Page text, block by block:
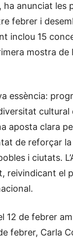
anunciat les
febrer i
inclou 15
mostra
essència:
cultural
aposta clara
de reforçar
i ciutats.
reivindicant el
12 de febrer
febrer, Carla